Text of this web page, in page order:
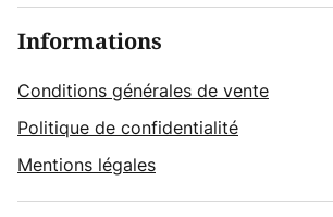
Informations
Conditions générales de vente
Politique de confidentialité
Mentions légales